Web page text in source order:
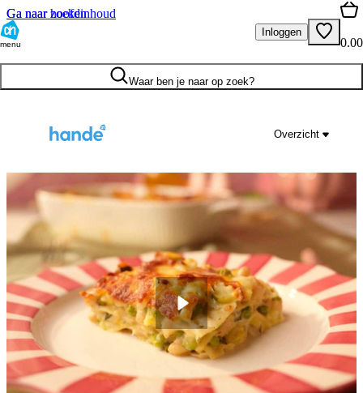
Ga naar hoofdinhoud
Ga naar zoeken
menu
Inloggen
0.00
Waar ben je naar op zoek?
Overzicht